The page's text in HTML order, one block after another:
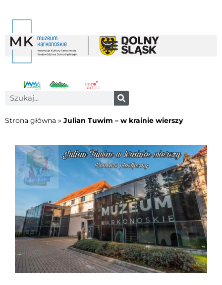
Strona główna » Julian Tuwim – w krainie wierszy